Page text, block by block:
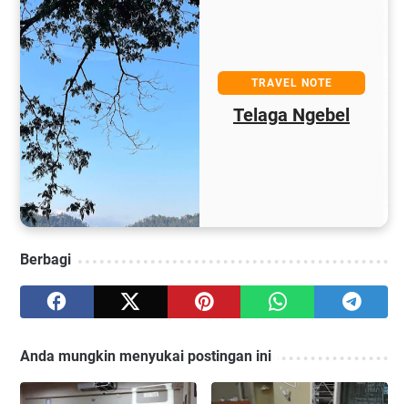
NOTE
Ngebel Sekitar
Berbagi
Anda mungkin menyukai postingan ini